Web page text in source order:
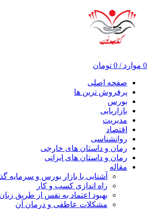
0 موارد /
0 تومان
صفحه اصلی
پرفروش ترین ها
بورس
بازاریابی
مدیریت
اقتصاد
روانشناسی
رمان و داستان های خارجی
رمان و داستان های ایرانی
مقاله
آشنایی با بازار بورس و سرمایه
راه اندازی کسب و کار
بهبود اعتماد به نفس از طریق
مشکلات عاطفی و درمان آن